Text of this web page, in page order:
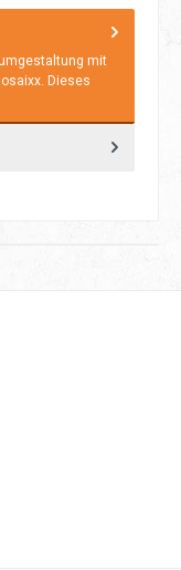
mit
Dieses